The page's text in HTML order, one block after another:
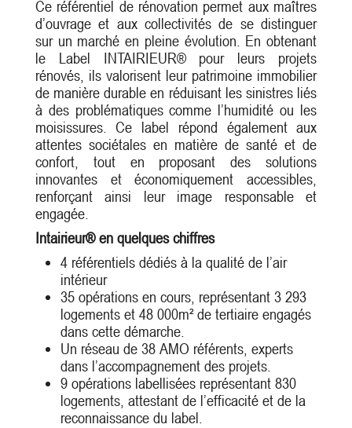
Ce référentiel de rénovation permet aux maîtres
d’ouvrage et aux collectivités de se distinguer
sur un marché en pleine évolution. En obtenant
le Label INTAIRIEUR® pour leurs projets
rénovés, ils valorisent leur patrimoine immobilier
de manière durable en réduisant les sinistres liés
à des problématiques comme l’humidité ou les
moisissures. Ce label répond également aux
attentes sociétales en matière de santé et de
confort, tout en proposant des solutions
innovantes et économiquement accessibles,
renforçant ainsi leur image responsable et
engagée.
Intairieur® en quelques chiffres
4 référentiels dédiés à la qualité de l’air
intérieur
35 opérations en cours, représentant 3 293
logements et 48 000m² de tertiaire engagés
dans cette démarche.
Un réseau de 38 AMO référents, experts
dans l’accompagnement des projets.
9 opérations labellisées représentant 830
logements, attestant de l’efficacité et de la
reconnaissance du label.